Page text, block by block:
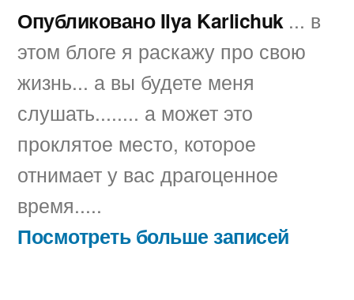
Опубликовано Ilya Karlichuk ... в
этом блоге я раскажу про свою
жизнь... а вы будете меня
слушать........ а может это
проклятое место, которое
отнимает у вас драгоценное
время.....
Посмотреть больше записей